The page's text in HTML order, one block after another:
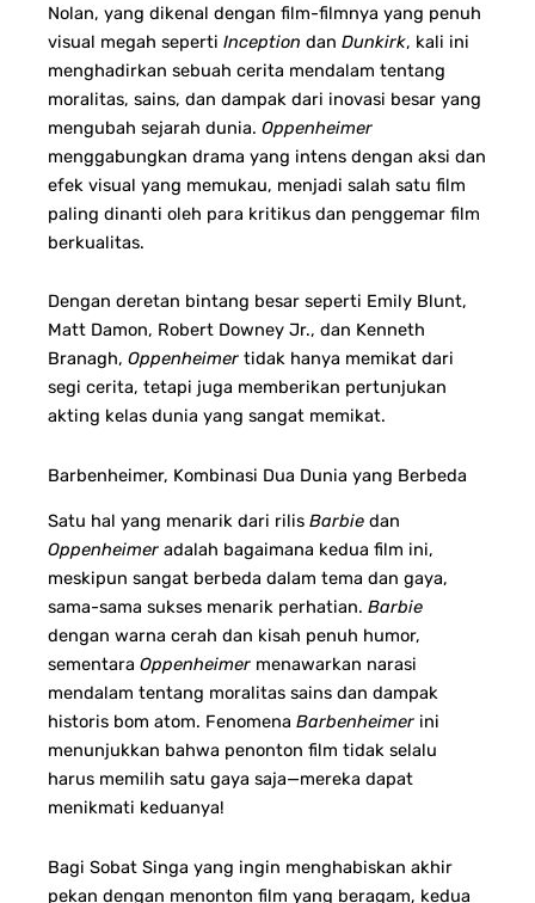
Nolan, yang dikenal dengan film-filmnya yang penuh
visual megah seperti Inception dan Dunkirk, kali ini
menghadirkan sebuah cerita mendalam tentang
moralitas, sains, dan dampak dari inovasi besar yang
mengubah sejarah dunia. Oppenheimer
menggabungkan drama yang intens dengan aksi dan
efek visual yang memukau, menjadi salah satu film
paling dinanti oleh para kritikus dan penggemar film
berkualitas.
Dengan deretan bintang besar seperti Emily Blunt,
Matt Damon, Robert Downey Jr., dan Kenneth
Branagh, Oppenheimer tidak hanya memikat dari
segi cerita, tetapi juga memberikan pertunjukan
akting kelas dunia yang sangat memikat.
Barbenheimer, Kombinasi Dua Dunia yang Berbeda
Satu hal yang menarik dari rilis Barbie dan
Oppenheimer adalah bagaimana kedua film ini,
meskipun sangat berbeda dalam tema dan gaya,
sama-sama sukses menarik perhatian. Barbie
dengan warna cerah dan kisah penuh humor,
sementara Oppenheimer menawarkan narasi
mendalam tentang moralitas sains dan dampak
historis bom atom. Fenomena Barbenheimer ini
menunjukkan bahwa penonton film tidak selalu
harus memilih satu gaya saja—mereka dapat
menikmati keduanya!
Bagi Sobat Singa yang ingin menghabiskan akhir
pekan dengan menonton film yang beragam, kedua